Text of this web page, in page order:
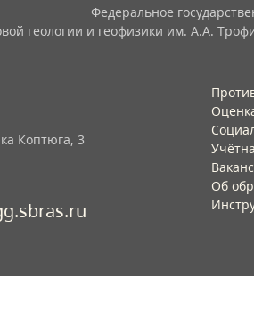
Федеральное
геологии и геофизики им. А.А.
Коптюга, 3
Об